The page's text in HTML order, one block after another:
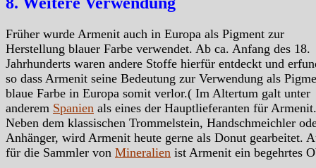
Früher wurde Armenit auch in Europa als Pigment zur
Herstellung blauer Farbe verwendet. Ab ca. Anfang des 18.
Jahrhunderts waren andere Stoffe hierfür entdeckt und
so dass Armenit seine Bedeutung zur Verwendung als
blaue Farbe in Europa somit verlor.( Im Altertum galt unter
anderem Spanien als eines der Hauptlieferanten für
Neben dem klassischen Trommelstein, Handschmeichler
Anhänger, wird Armenit heute gerne als Donut gearbeitet.
für die Sammler von Mineralien ist Armenit ein begehrtes